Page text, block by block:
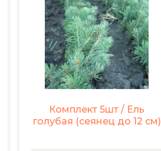
Комплект 5шт / Ель
голубая (сеянец до 12 см)